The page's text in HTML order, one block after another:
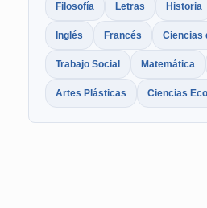
Filosofía Letras Historia
Inglés Francés Ciencias
Trabajo Social Matemática
Artes Plásticas Ciencias